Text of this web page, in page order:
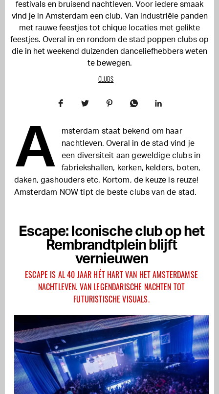
festivals en bruisend nachtleven. Voor iedere smaak
vind je in Amsterdam een club. Van industriële panden
met rauwe feestjes tot chique locaties met gelikte
feestjes. Overal in en rondom de stad poppen clubs op
die in het weekend duizenden danceliefhebbers weten
te bewegen.
CLUBS
A
msterdam staat bekend om haar
nachtleven. Overal in de stad vind je
een diversiteit aan geweldige clubs in
fabriekshallen, kerken, kelders, boten,
daken, gashouders etc. Kortom, de keuze is reuze!
Amsterdam NOW tipt de beste clubs van de stad.
Escape: Iconische club op het
Rembrandtplein blijft
vernieuwen
ESCAPE IS AL 40 JAAR HÉT HART VAN HET AMSTERDAMSE
NACHTLEVEN. VAN LEGENDARISCHE NACHTEN TOT
FUTURISTISCHE VISUALS.